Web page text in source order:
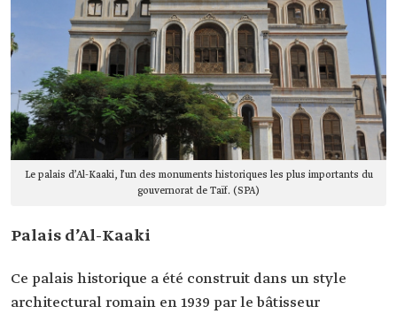
Le palais d’Al-Kaaki, l’un des monuments historiques les plus importants du
gouvernorat de Taïf. (SPA)
Palais d’Al-Kaaki
Ce palais historique a été construit dans un style
architectural romain en 1939 par le bâtisseur